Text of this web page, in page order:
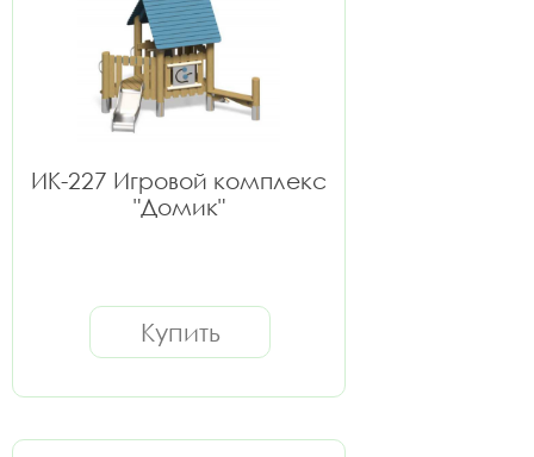
ИК-227 Игровой комплекс
"Домик"
Купить